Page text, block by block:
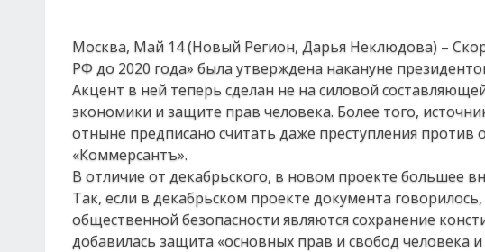
Москва, Май 14 (Новый Регион, Дарья Неклюдова) –
РФ до 2020 года» была утверждена накануне
Акцент в ней теперь сделан не на силовой
экономики и защите прав человека. Более того,
отныне предписано считать даже преступления против
«Коммерсантъ».
В отличие от декабрьского, в новом проекте большее
Так, если в декабрьском проекте документа
общественной безопасности являются сохранение
добавилась защита «основных прав и свобод человека